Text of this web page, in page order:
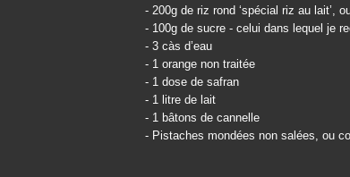
- 200g de riz rond ‘spécial riz au lait’,
- 100g de sucre - celui dans lequel je
- 3 càs d’eau
- 1 orange non traitée
- 1 dose de safran
- 1 litre de lait
- 1 bâtons de cannelle
- Pistaches mondées non salées, ou